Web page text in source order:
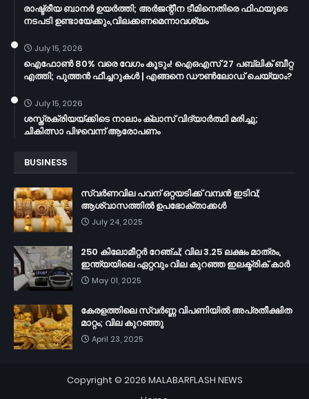
രാഷ്ട്രീയ ബാനർ ഉയർത്തി; അർജന്റീന ടീമിനെതിരെ ഫിഫയുടെ
നടപടി ഉണ്ടായേക്കും,വിലക്കണമെന്നാവശ്യം
July 15, 2026
ഐഫോൺ 80% വരെ വേഗം കൂടും! ഐഒഎസ് 27 പബ്ലിക് ബീറ്റ
എത്തി; പുത്തൻ ഫീച്ചറുകൾ | എങ്ങനെ ഡൗൺലോഡ് ചെയ്യാം?
July 15, 2026
ശസ്ത്രക്രിയയ്ക്കിടെ നാലാം ക്ലാസ് വിദ്യാർത്ഥി മരിച്ചു;
ചികിത്സാ പിഴവെന്ന് ആരോപണം
BUSINESS
സ്വർണവില പവന് ഒറ്റയടിക്ക് വമ്പൻ ഇടിവ്;
ആശ്വാസത്തിൽ ഉപഭോക്താക്കൾ
July 24, 2025
250 കിലോമീറ്റർ റേഞ്ച്; വില 3.25 ലക്ഷം മാത്രം,
ഇന്ത്യയിലെ ഏറ്റവും വില കുറഞ്ഞ ഇലക്ട്രിക് കാർ
May 01, 2025
കേരളത്തിലെ സ്വർണ്ണ വിപണിയിൽ അപ്രതീക്ഷിത
മാറ്റം; വില കുറഞ്ഞു
April 23, 2025
Copyright © 2026 MALABARFLASH NEWS